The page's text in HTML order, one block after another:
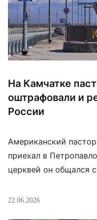
На Камчатке
оштрафовали и
России
Американский
приехал в
церквей он общался
религиозных
22.06.2026